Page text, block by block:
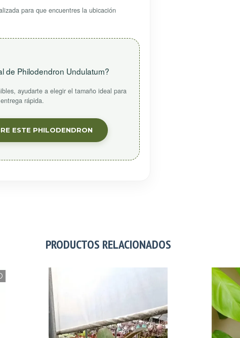
para que encuentres la ubicación
de Philodendron Undulatum?
ayudarte a elegir el tamaño ideal para
rápida.
ESTE PHILODENDRON
PRODUCTOS RELACIONADOS